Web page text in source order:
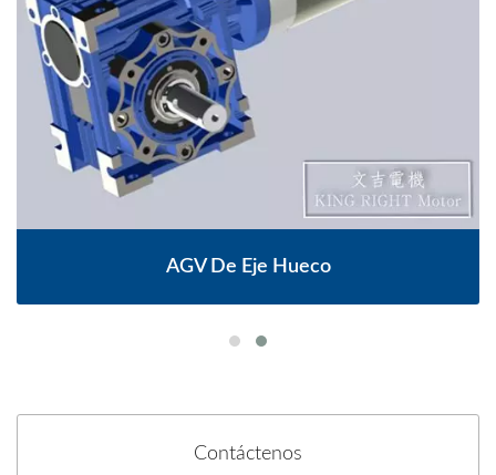
AGV De Eje Hueco
Contáctenos